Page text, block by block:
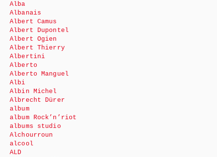
Alba
Albanais
Albert Camus
Albert Dupontel
Albert Ogien
Albert Thierry
Albertini
Alberto
Alberto Manguel
Albi
Albin Michel
Albrecht Dürer
album
album Rock’n’riot
albums studio
Alchourroun
alcool
ALD